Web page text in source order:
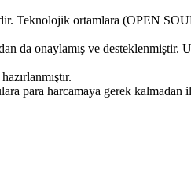
Teknolojik ortamlara (OPEN
da onaylamış ve
para harcamaya gerek